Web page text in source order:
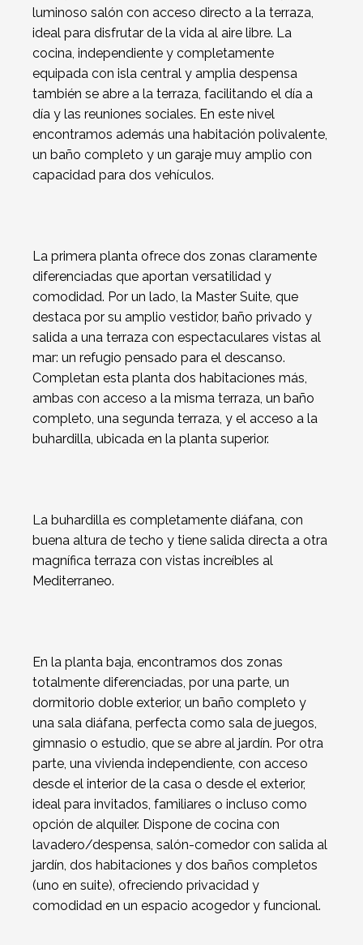
luminoso salón con acceso directo a la terraza,
ideal para disfrutar de la vida al aire libre. La
cocina, independiente y completamente
equipada con isla central y amplia despensa
también se abre a la terraza, facilitando el día a
día y las reuniones sociales. En este nivel
encontramos además una habitación polivalente,
un baño completo y un garaje muy amplio con
capacidad para dos vehículos.
La primera planta ofrece dos zonas claramente
diferenciadas que aportan versatilidad y
comodidad. Por un lado, la Master Suite, que
destaca por su amplio vestidor, baño privado y
salida a una terraza con espectaculares vistas al
mar: un refugio pensado para el descanso.
Completan esta planta dos habitaciones más,
ambas con acceso a la misma terraza, un baño
completo, una segunda terraza, y el acceso a la
buhardilla, ubicada en la planta superior.
La buhardilla es completamente diáfana, con
buena altura de techo y tiene salida directa a otra
magnífica terraza con vistas increíbles al
Mediterraneo.
En la planta baja, encontramos dos zonas
totalmente diferenciadas, por una parte, un
dormitorio doble exterior, un baño completo y
una sala diáfana, perfecta como sala de juegos,
gimnasio o estudio, que se abre al jardín. Por otra
parte, una vivienda independiente, con acceso
desde el interior de la casa o desde el exterior,
ideal para invitados, familiares o incluso como
opción de alquiler. Dispone de cocina con
lavadero/despensa, salón-comedor con salida al
jardín, dos habitaciones y dos baños completos
(uno en suite), ofreciendo privacidad y
comodidad en un espacio acogedor y funcional.